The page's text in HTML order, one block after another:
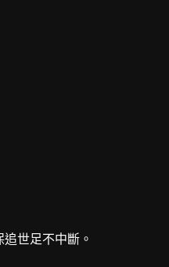
世足不中斷。